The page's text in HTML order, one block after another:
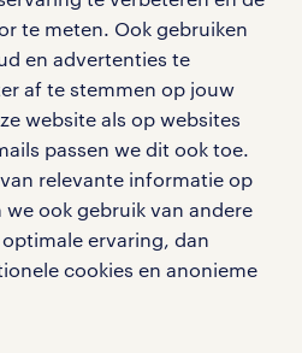
te meten. Ook gebruiken
en advertenties te
af te stemmen op jouw
website als op websites
passen we dit ook toe.
relevante informatie op
ook gebruik van andere
ervaring, dan
cookies en anonieme
content omtrent
inspiratie.